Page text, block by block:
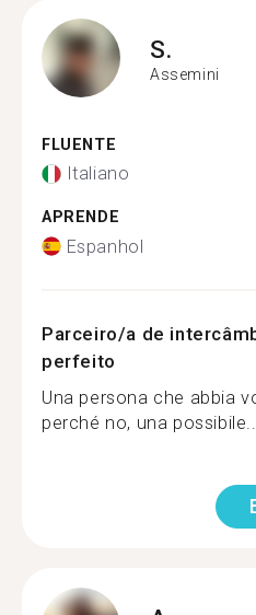
S.
Assemini
FLUENTE
Italiano
APRENDE
Espanhol
Parceiro/a de
perfeito
Una persona che abbia
perché no, una possibile...